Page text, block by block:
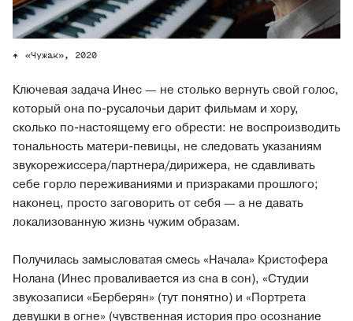
«Чужак», 2020
Ключевая задача Инес — не столько вернуть свой голос,
который она по-русалочьи дарит фильмам и хору,
сколько по-настоящему его обрести: не воспроизводить
тональность матери-певицы, не следовать указаниям
звукорежиссера/партнера/дирижера, не сдавливать
себе горло переживаниями и призраками прошлого;
наконец, просто заговорить от себя — а не давать
локализованную жизнь чужим образам.
Получилась замысловатая смесь «Начала» Кристофера
Нолана (Инес проваливается из сна в сон), «Студии
звукозаписи «Берберян» (тут понятно) и «Портрета
девушки в огне» (чувственная история про осознание